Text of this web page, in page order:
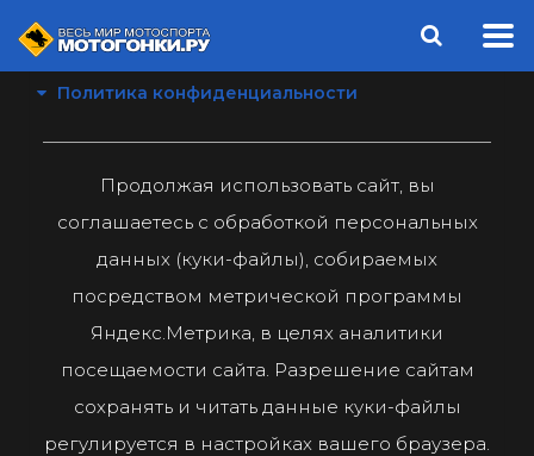
Политика конфиденциальности
Продолжая использовать сайт, вы
соглашаетесь с обработкой персональных
данных (куки-файлы), собираемых
посредством метрической программы
Яндекс.Метрика, в целях аналитики
посещаемости сайта. Разрешение сайтам
сохранять и читать данные куки-файлы
регулируется в настройках вашего браузера.